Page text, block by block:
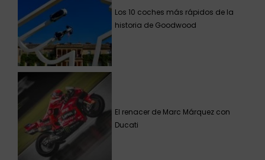
Los 10 coches más rápidos de la
historia de Goodwood
El renacer de Marc Márquez con
Ducati